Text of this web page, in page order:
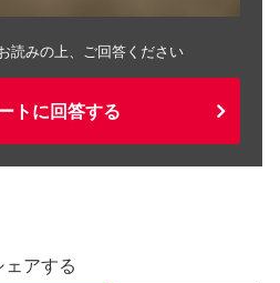
読みの上、ご回答ください
トに回答する
ェアする